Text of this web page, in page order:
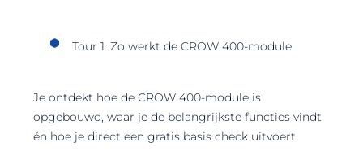
Tour 1: Zo werkt de CROW 400-module
Je ontdekt hoe de CROW 400-module is
opgebouwd, waar je de belangrijkste functies vindt
én hoe je direct een gratis basis check uitvoert.